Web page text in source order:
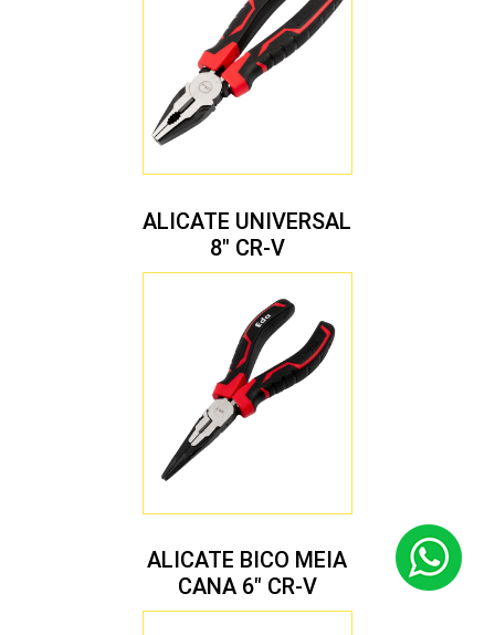
ALICATE UNIVERSAL
8″ CR-V
ALICATE BICO MEIA
CANA 6″ CR-V